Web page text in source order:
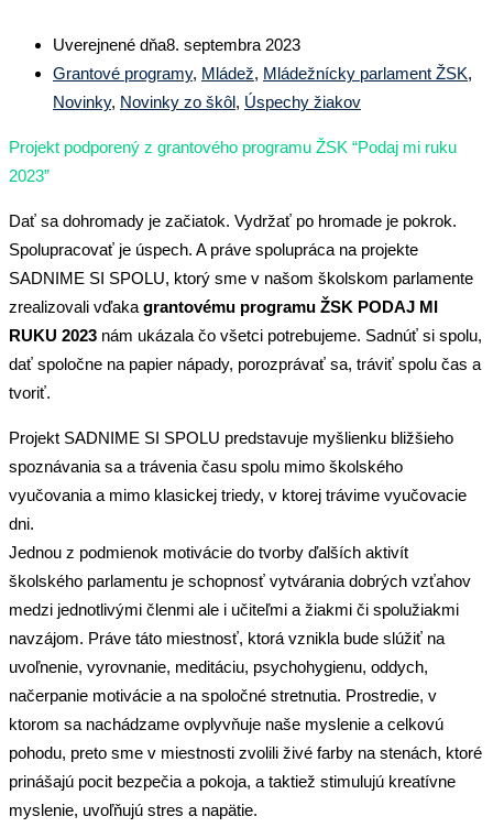
Uverejnené dňa8. septembra 2023
Grantové programy, Mládež, Mládežnícky parlament ŽSK,
Novinky, Novinky zo škôl, Úspechy žiakov
Projekt podporený z grantového programu ŽSK “Podaj mi ruku
2023”
Dať sa dohromady je začiatok. Vydržať po hromade je pokrok.
Spolupracovať je úspech. A práve spolupráca na projekte
SADNIME SI SPOLU, ktorý sme v našom školskom parlamente
zrealizovali vďaka grantovému programu ŽSK PODAJ MI
RUKU 2023 nám ukázala čo všetci potrebujeme. Sadnúť si spolu,
dať spoločne na papier nápady, porozprávať sa, tráviť spolu čas a
tvoriť.
Projekt SADNIME SI SPOLU predstavuje myšlienku bližšieho
spoznávania sa a trávenia času spolu mimo školského
vyučovania a mimo klasickej triedy, v ktorej trávime vyučovacie
dni.
Jednou z podmienok motivácie do tvorby ďalších aktivít
školského parlamentu je schopnosť vytvárania dobrých vzťahov
medzi jednotlivými členmi ale i učiteľmi a žiakmi či spolužiakmi
navzájom. Práve táto miestnosť, ktorá vznikla bude slúžiť na
uvoľnenie, vyrovnanie, meditáciu, psychohygienu, oddych,
načerpanie motivácie a na spoločné stretnutia. Prostredie, v
ktorom sa nachádzame ovplyvňuje naše myslenie a celkovú
pohodu, preto sme v miestnosti zvolili živé farby na stenách, ktoré
prinášajú pocit bezpečia a pokoja, a taktiež stimulujú kreatívne
myslenie, uvoľňujú stres a napätie.